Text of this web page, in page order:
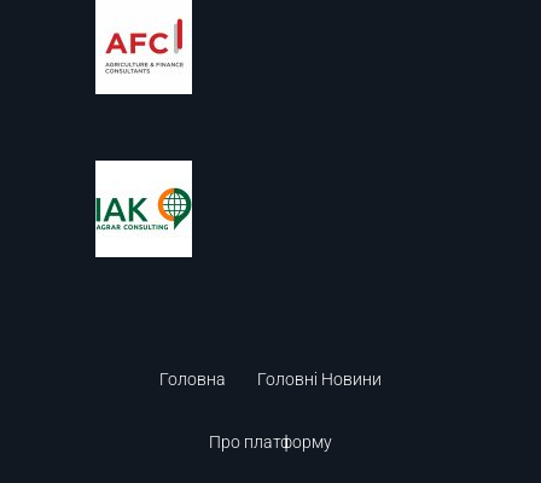
Головна Головні Новини
Про платформу